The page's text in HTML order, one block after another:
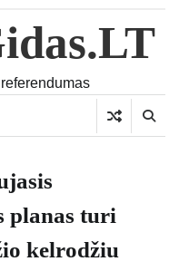
planas turi
kelrodžiu